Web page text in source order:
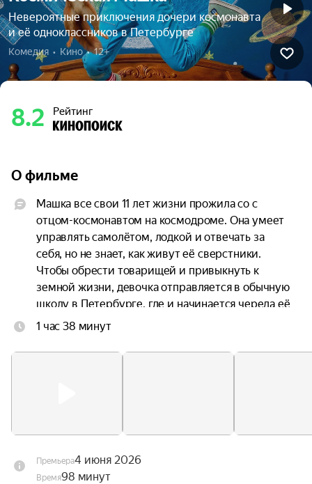
Невероятные приключения дочери космонавта
и её одноклассников в Петербурге
Комедия  •  Кино  •  12+
8.2 Рейтинг
О фильме
Машка все свои 11 лет жизни прожила со с
отцом-космонавтом на космодроме. Она умеет
управлять самолётом, лодкой и отвечать за
себя, но не знает, как живут её сверстники.
Чтобы обрести товарищей и привыкнуть к
земной жизни, девочка отправляется в обычную
школу в Петербурге, где и начинается череда её
невероятных приключений.
1 час 38 минут
Премьера4 июня 2026
Время98 минут